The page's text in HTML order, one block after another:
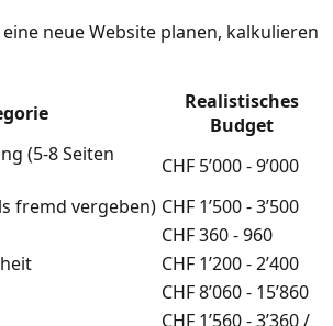
eine neue Website planen, kalkulieren
Realistisches
Budget
(5-8 Seiten
CHF 5’000 - 9’000
fremd vergeben) CHF 1’500 - 3’500
CHF 360 - 960
CHF 1’200 - 2’400
CHF 8’060 - 15’860
CHF 1’560 - 3’360 /